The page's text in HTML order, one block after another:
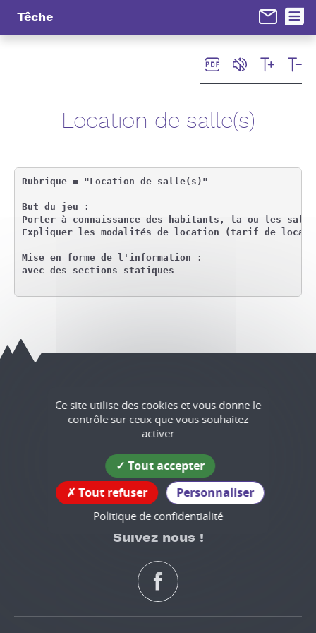
Têche
Location de salle(s)
Rubrique = "Location de salle(s)"
But du jeu :
Porter à connaissance des habitants, la ou les
Expliquer les modalités de location (tarif de
Mise en forme de l'information :
avec des sections statiques
Têche
Coordonnées
575 rue du Bourg
38470 Têche
tél : 04 76 36 74 26
Suivez nous !
Ce site utilise des cookies et vous donne le
contrôle sur ceux que vous souhaitez
activer
Tout accepter
Tout refuser
Personnaliser
Politique de confidentialité